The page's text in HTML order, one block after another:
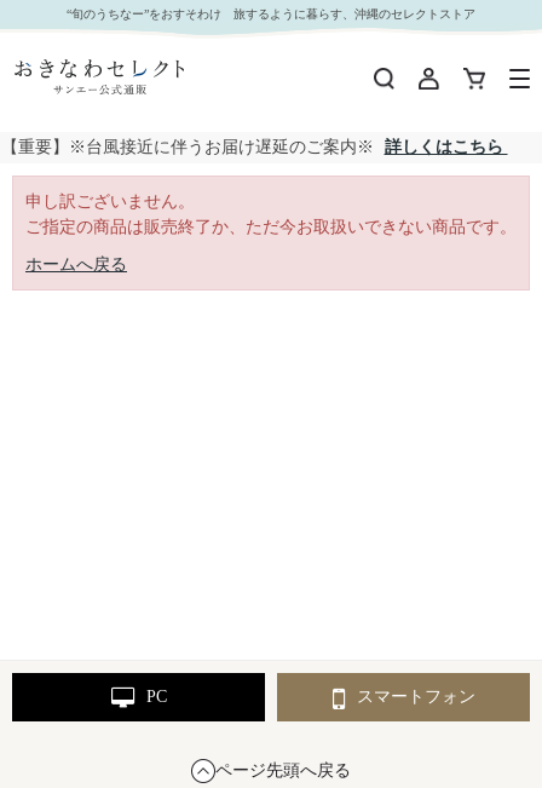
｜おきなわセレクト サンエー公式通販
“旬のうちなー”をおすそわけ 旅するように暮らす、沖縄のセレクトストア
【重要】※台風接近に伴うお届け遅延のご案内※ 詳しくはこちら
申し訳ございません。
ご指定の商品は販売終了か、ただ今お取扱いできない商品です。
ホームへ戻る
PC スマートフォン
ページ先頭へ戻る